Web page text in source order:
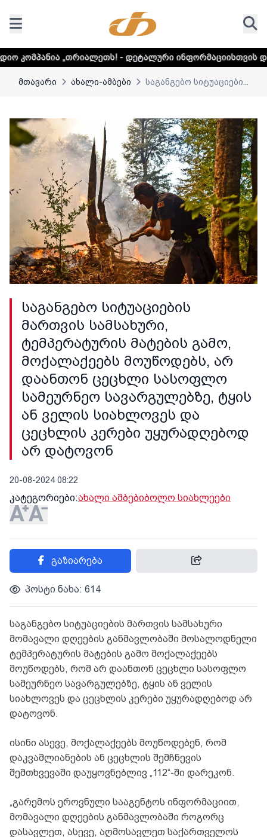
- დეტალური ინფორმაციისთვის დააკლიკეთ
მთავარი ახალი-ამბები საგანგებო სიტუაციები...
საგანგებო სიტუაციების
მართვის სამსახური,
ტემპერატურის მატების გამო,
მოქალაქეებს მოუწოდებს, არ
დაანთონ ცეცხლი სასოფლო
სამეურნეო სავარგულებზე, ტყის
ან ველის სიახლოვეს და
ცეცხლის კერები უყურადღებოდ
არ დატოვონ
20-08-2024 08:22
კატეგორიები:ახალი ამბებიბოლო სიახლეები
გაზიარება
პოსტი ნახა: 614
საგანგებო სიტუაციების მართვის სამსახური
მომავალი დღეების განმავლობაში მოსალოდნელი
ტემპერატურის მატების გამო მოქალაქეებს
მოუწოდებს, რომ არ დაანთონ ცეცხლი სასოფლო
სამეურნეო სავარგულებზე, ტყის ან ველის
სიახლოვეს და ცეცხლის კერები უყურადღებოდ არ
დატოვონ.
ისინი ასევე, მოქალაქეებს მოუწოდებენ, რომ
დაკვამლიანების ან ცეცხლის შემჩნევის
შემთხვევაში დაუყოვნებლივ „112“-ში დარეკონ.
„გარემოს ეროვნული სააგენტოს ინფორმაციით,
მომავალი დღეების განმავლობაში როგორც
დასავლეთ, ასევე, აღმოსავლეთ საქართველოს